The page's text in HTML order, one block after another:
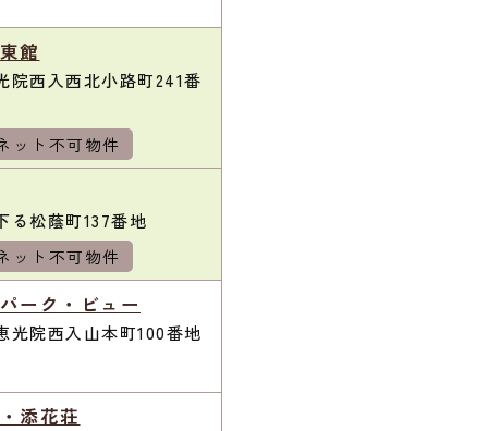
館
院西入西北小路町241番
ット不可物件
る松蔭町137番地
ット不可物件
ーク・ビュー
光院西入山本町100番地
添花荘